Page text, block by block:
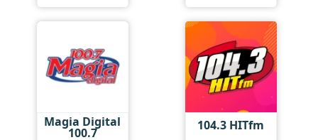
Magia Digital
100.7 104.3 HITfm